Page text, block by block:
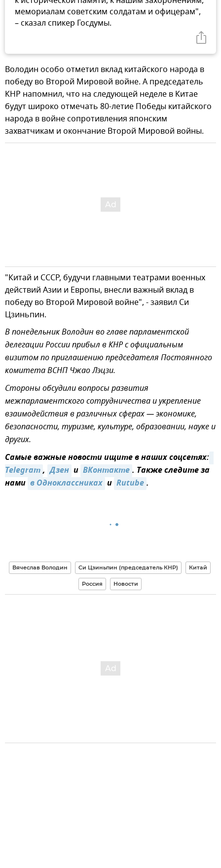
мемориалам советским солдатам и офицерам",
– сказал спикер Госдумы.
Володин особо отметил вклад китайского народа в
победу во Второй Мировой войне. А председатель
КНР напомнил, что на следующей неделе в Китае
будут широко отмечать 80-летие Победы китайского
народа в войне сопротивления японским
захватчикам и окончание Второй Мировой войны.
"Китай и СССР, будучи главными театрами военных
действий Азии и Европы, внесли важный вклад в
победу во Второй Мировой войне", - заявил Си
Цзиньпин.
В понедельник Володин во главе парламентской
делегации России прибыл в КНР с официальным
визитом по приглашению председателя Постоянного
комитета ВСНП Чжао Лэцзи.
Стороны обсудили вопросы развития
межпарламентского сотрудничества и укрепление
взаимодействия в различных сферах — экономике,
безопасности, туризме, культуре, образовании, науке и
других.
Самые важные новости ищите в наших соцсетях:
Telegram, Дзен и ВКонтакте. Также следите за
нами в Одноклассниках и Rutube.
Вячеслав Володин Си Цзиньпин (председатель КНР) Китай
Россия Новости